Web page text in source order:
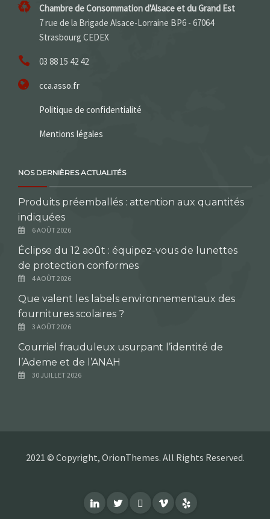
Chambre de Consommation d'Alsace et du Grand Est
7 rue de la Brigade Alsace-Lorraine BP6 - 67064
Strasbourg CEDEX
03 88 15 42 42
cca.asso.fr
Politique de confidentialité
Mentions légales
NOS DERNIÈRES ACTUALITÉS
Produits préemballés : attention aux quantités
indiquées
6 AOÛT 2026
Éclipse du 12 août : équipez-vous de lunettes
de protection conformes
4 AOÛT 2026
Que valent les labels environnementaux des
fournitures scolaires ?
3 AOÛT 2026
Courriel frauduleux usurpant l’identité de
l’Ademe et de l’ANAH
30 JUILLET 2026
2021 © Copyright, OrionThemes. All Rights Reserved.